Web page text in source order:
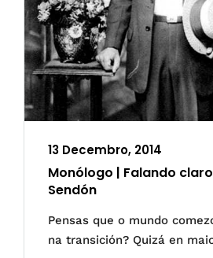
13 Decembro, 2014
Monólogo | Falando
Sendón
Pensas que o mundo
na transición? Quizá en